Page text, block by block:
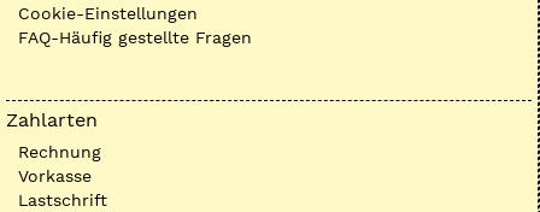
Cookie-Einstellungen
FAQ-Häufig gestellte Fragen
Zahlarten
Rechnung
Vorkasse
Lastschrift